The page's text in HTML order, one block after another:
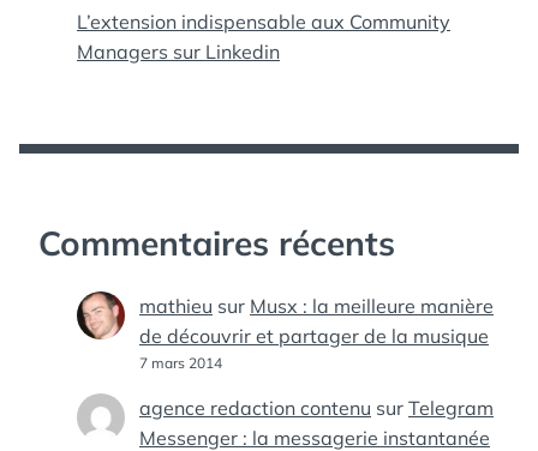
L’extension indispensable aux Community
Managers sur Linkedin
Commentaires récents
mathieu sur Musx : la meilleure manière
de découvrir et partager de la musique
7 mars 2014
agence redaction contenu sur Telegram
Messenger : la messagerie instantanée